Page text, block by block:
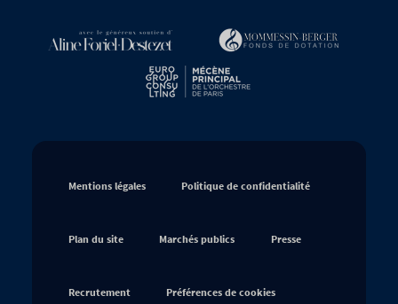
Mentions légales Politique de confidentialité
Plan du site Marchés publics Presse
Recrutement Préférences de cookies